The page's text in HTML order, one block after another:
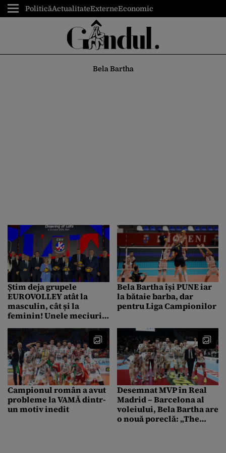
PoliticăActualitateExterneEconomic
Bela Bartha
Știm deja grupele
EUROVOLLEY atât la
masculin, cât și la
feminin! Unele meciuri
Bela Bartha își PUNE iar
la bătaie barba, dar
pentru Liga Campionilor
Campionul român a avut
probleme la VAMĂ dintr-
un motiv inedit
Desemnat MVP în Real
Madrid – Barcelona al
voleiului, Bela Bartha are
o nouă poreclă: „The